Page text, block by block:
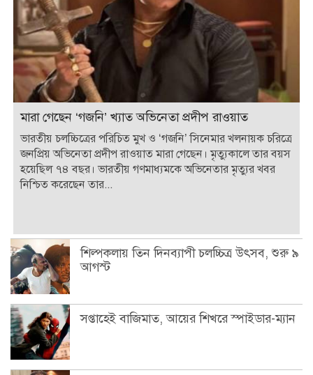
মারা গেছেন ‘গজনি’ খ্যাত অভিনেতা প্রদীপ রাওয়াত
ভারতীয় চলচ্চিত্রের পরিচিত মুখ ও ‘গজনি’ সিনেমার খলনায়ক চরিত্রে
জনপ্রিয় অভিনেতা প্রদীপ রাওয়াত মারা গেছেন। মৃত্যুকালে তার বয়স
হয়েছিল ৭৪ বছর। ভারতীয় গণমাধ্যমকে অভিনেতার মৃত্যুর খবর
নিশ্চিত করেছেন তার...
শিল্পকলায় তিন দিনব্যাপী চলচ্চিত্র উৎসব, শুরু ৯
আগস্ট
সপ্তাহেই বাজিমাত, আয়ের শিখরে স্পাইডার-ম্যান